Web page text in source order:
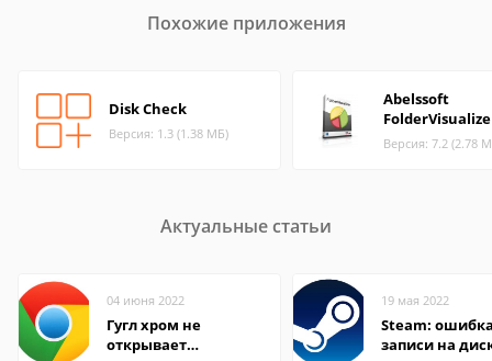
Похожие приложения
Disk Check
Версия: 1.3 (1.38 МБ)
Abelssoft
Версия: 7.2 (2.78
Актуальные статьи
04 июня 2022
Гугл хром не
открывает
19 мая 2022
Steam:
записи на